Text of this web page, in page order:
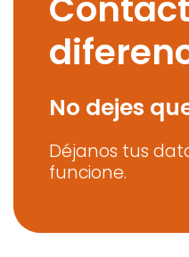
No dejes
Déjanos tus
funcione.